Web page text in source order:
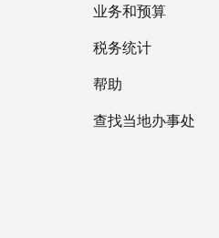
业务和预算
税务统计
帮助
查找当地办事处